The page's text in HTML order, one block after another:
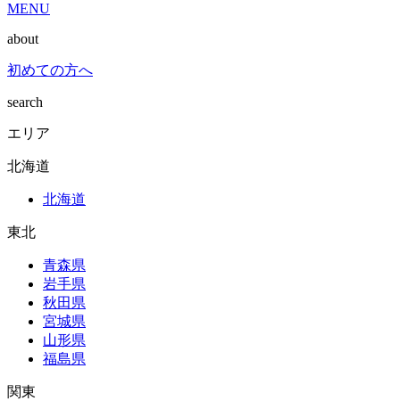
MENU
about
初めての方へ
search
エリア
北海道
北海道
東北
青森県
岩手県
秋田県
宮城県
山形県
福島県
関東